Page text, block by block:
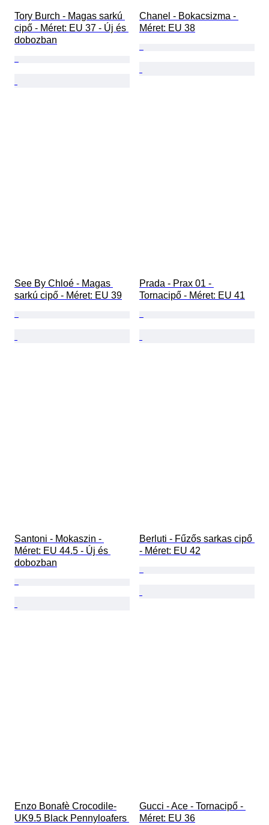
Tory Burch - Magas sarkú
cipő - Méret: EU 37 - Új és
dobozban
Chanel - Bokacsizma -
Méret: EU 38
See By Chloé - Magas
sarkú cipő - Méret: EU 39
Prada - Prax 01 -
Tornacipő - Méret: EU 41
Santoni - Mokaszin -
Méret: EU 44.5 - Új és
dobozban
Berluti - Fűzős sarkas cipő
- Méret: EU 42
Enzo Bonafè Crocodile-
UK9.5 Black Pennyloafers
Gucci - Ace - Tornacipő -
Méret: EU 36